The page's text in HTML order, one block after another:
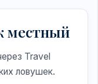
местный
Travel
ловушек.